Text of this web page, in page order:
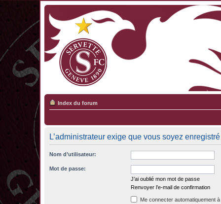
Index du forum
L’administrateur exige que vous soyez
Nom d’utilisateur:
Mot de passe:
J’ai oublié mon mot de passe
Renvoyer l’e-mail de confirmation
Me connecter automatiquement